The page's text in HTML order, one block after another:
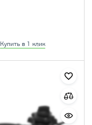
Купить в 1 клик